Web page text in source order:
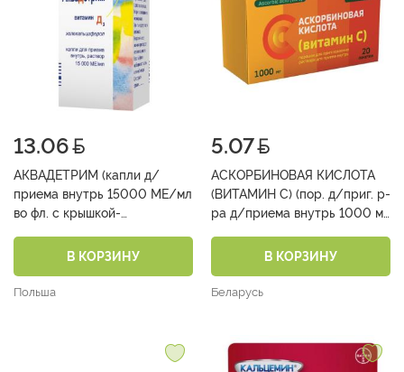
13.06
АКВАДЕТРИМ (капли д/
приема внутрь 15000 МЕ/мл
во фл. с крышкой-
В КОРЗИНУ
Польша
5.07
АСКОРБИНОВАЯ КИСЛОТА
(ВИТАМИН С) (пор. д/приг. р-
ра д/приема внутрь 1000 мг
В КОРЗИНУ
Беларусь